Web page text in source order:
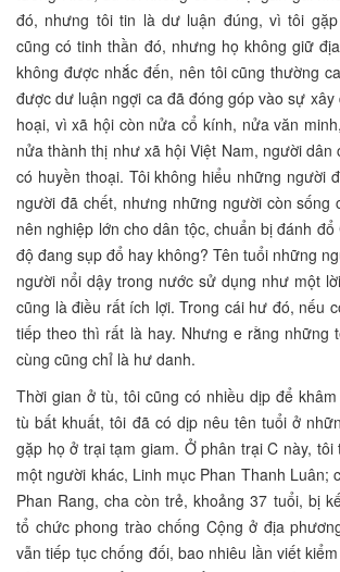
đó, nhưng tôi tin là dư luận đúng, vì tôi
cũng có tinh thần đó, nhưng họ không giữ
không được nhắc đến, nên tôi cũng thường
được dư luận ngợi ca đã đóng góp vào sự
hoại, vì xã hội còn nửa cổ kính, nửa văn
nửa thành thị như xã hội Việt Nam, người dân
có huyền thoại. Tôi không hiểu những người
người đã chết, nhưng những người còn sống
nên nghiệp lớn cho dân tộc, chuẩn bị đánh
độ đang sụp đổ hay không? Tên tuổi những
người nổi dậy trong nước sử dụng như một
cũng là điều rất ích lợi. Trong cái hư đó, nếu
tiếp theo thì rất là hay. Nhưng e rằng những
cùng cũng chỉ là hư danh.
Thời gian ở tù, tôi cũng có nhiều dịp để
tù bất khuất, tôi đã có dịp nêu tên tuổi ở
gặp họ ở trại tạm giam. Ở phân trại C này, tôi
một người khác, Linh mục Phan Thanh Luân;
Phan Rang, cha còn trẻ, khoảng 37 tuổi, bị
tổ chức phong trào chống Cộng ở địa
vẫn tiếp tục chống đối, bao nhiêu lần viết